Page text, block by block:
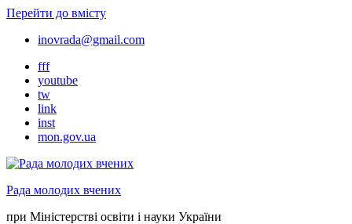
Перейти до вмісту
inovrada@gmail.com
fff
youtube
tw
link
inst
mon.gov.ua
Рада молодих вчених
при Міністерстві освіти і науки України